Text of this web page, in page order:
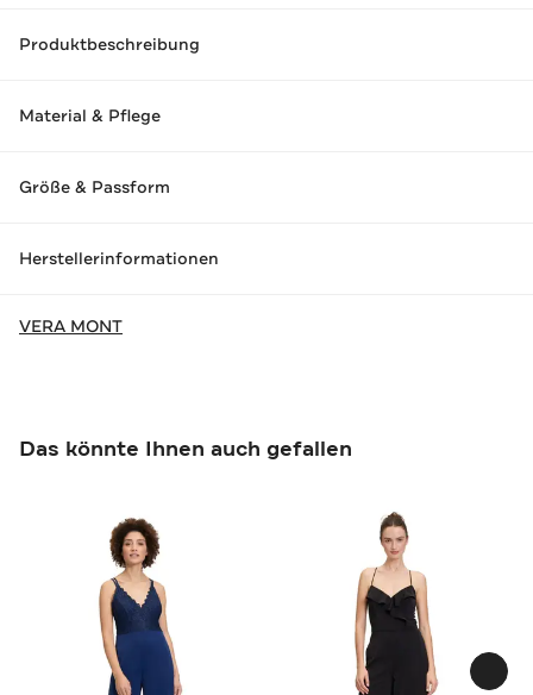
Produktbeschreibung
Material & Pflege
Größe & Passform
Herstellerinformationen
VERA MONT
Das könnte Ihnen auch gefallen